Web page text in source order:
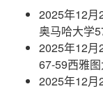
2025年12月
奥马哈大学
2025年12月
67-59西雅
2025年12月